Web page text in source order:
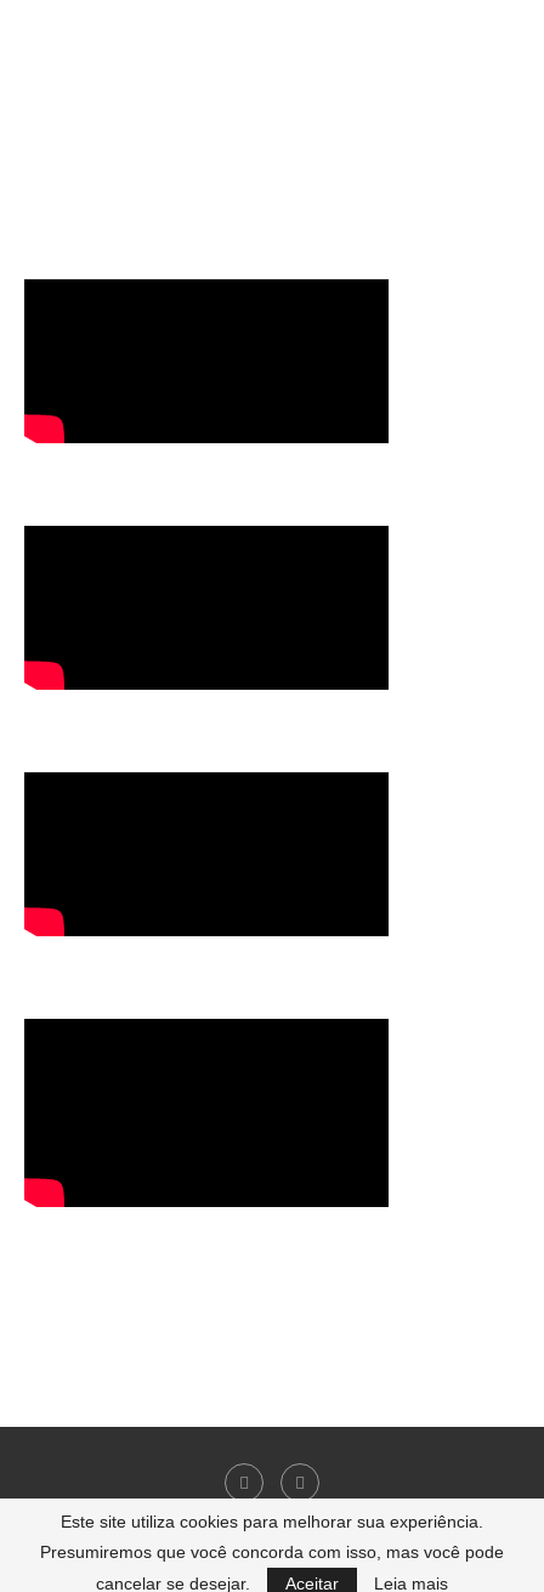
2007-2024 - carrosecorridas.com.br | Todos os direitos reservados
Este site utiliza cookies para melhorar sua experiência.
Presumiremos que você concorda com isso, mas você pode
cancelar se desejar.
Aceitar Leia mais